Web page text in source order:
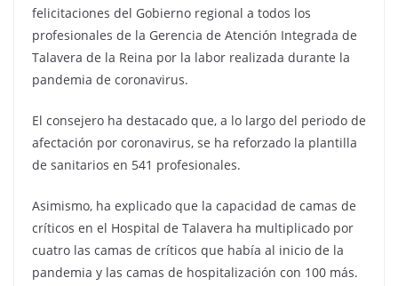
felicitaciones del Gobierno regional a todos los
profesionales de la Gerencia de Atención Integrada de
Talavera de la Reina por la labor realizada durante la
pandemia de coronavirus.
El consejero ha destacado que, a lo largo del periodo de
afectación por coronavirus, se ha reforzado la plantilla
de sanitarios en 541 profesionales.
Asimismo, ha explicado que la capacidad de camas de
críticos en el Hospital de Talavera ha multiplicado por
cuatro las camas de críticos que había al inicio de la
pandemia y las camas de hospitalización con 100 más.